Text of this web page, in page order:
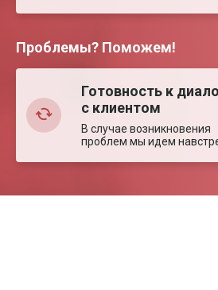
Проблемы? Поможем!
Готовность к
с клиентом
В случае возникновения
проблем мы идем